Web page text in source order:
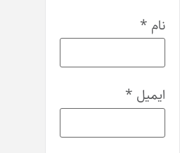
نام *
ایمیل *